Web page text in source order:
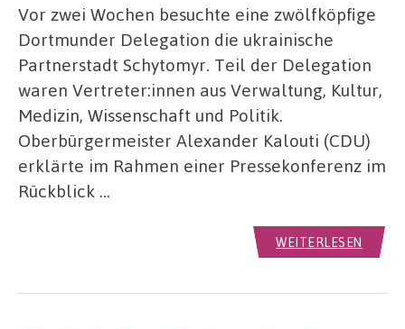
Vor zwei Wochen besuchte eine zwölfköpfige
Dortmunder Delegation die ukrainische
Partnerstadt Schytomyr. Teil der Delegation
waren Vertreter:innen aus Verwaltung, Kultur,
Medizin, Wissenschaft und Politik.
Oberbürgermeister Alexander Kalouti (CDU)
erklärte im Rahmen einer Pressekonferenz im
Rückblick …
WEITERLESEN